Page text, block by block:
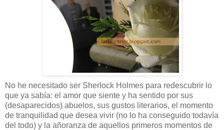
No he necesitado ser Sherlock Holmes para redescubrir lo
que ya sabía: el amor que siente y ha sentido por sus
(desaparecidos) abuelos, sus gustos literarios, el momento
de tranquilidad que desea vivir (no lo ha conseguido todavía
del todo) y la añoranza de aquellos primeros momentos de